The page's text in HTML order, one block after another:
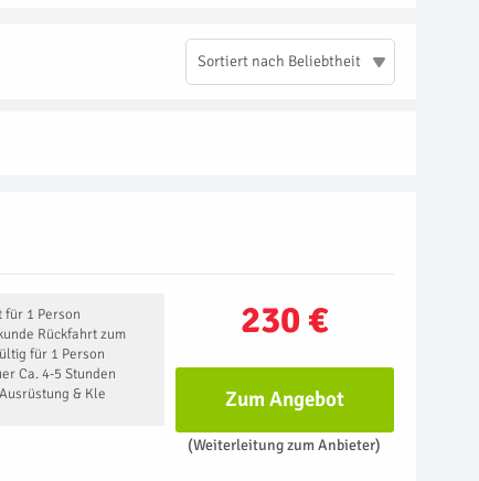
Sortiert nach Beliebtheit
230 €
für 1 Person
Rückfahrt zum
für 1 Person
Ca. 4-5 Stunden
& Kle
Zum Angebot
(Weiterleitung zum Anbieter)